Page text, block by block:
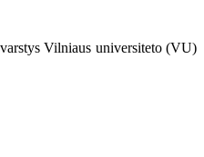
Vilniaus universiteto (VU)